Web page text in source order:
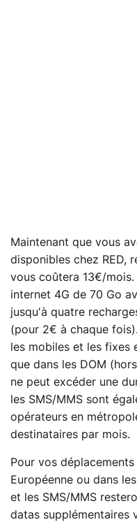
Maintenant que vous
disponibles chez RED,
vous coûtera 13€/
internet 4G de 70 Go
jusqu'à quatre
(pour 2€ à chaque
les mobiles et les fixes
que dans les DOM
ne peut excéder une
les SMS/MMS sont
opérateurs en
destinataires par mois.
Pour vos
Européenne ou dans
et les SMS/MMS
datas supplémentaires